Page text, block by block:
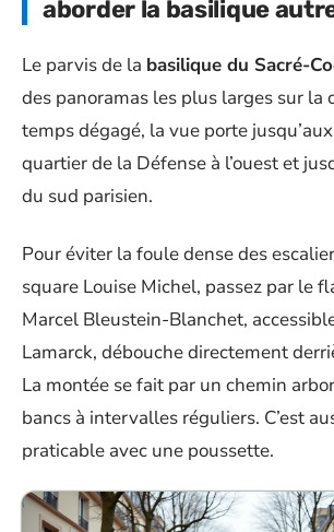
aborder la basilique
Le parvis de la basilique du Sacré-
des panoramas les plus larges sur la
temps dégagé, la vue porte
quartier de la Défense à l’ouest et
du sud parisien.
Pour éviter la foule dense des
square Louise Michel, passez par le
Marcel Bleustein-Blanchet,
Lamarck, débouche directement
La montée se fait par un chemin
bancs à intervalles réguliers. C’est
praticable avec une poussette.